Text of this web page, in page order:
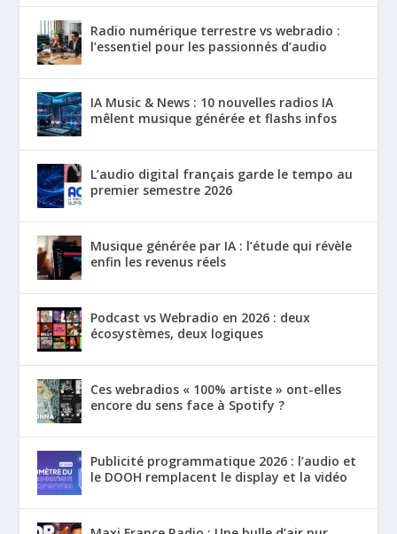
Radio numérique terrestre vs webradio :
l’essentiel pour les passionnés d’audio
IA Music & News : 10 nouvelles radios IA
mêlent musique générée et flashs infos
L’audio digital français garde le tempo au
premier semestre 2026
Musique générée par IA : l’étude qui révèle
enfin les revenus réels
Podcast vs Webradio en 2026 : deux
écosystèmes, deux logiques
Ces webradios « 100% artiste » ont-elles
encore du sens face à Spotify ?
Publicité programmatique 2026 : l’audio et
le DOOH remplacent le display et la vidéo